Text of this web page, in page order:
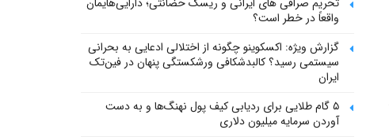
واقعاً در خطر است؟
گزارش ویژه: اکسکوینو چگونه از اختلالی ادعایی به بحرانی
سیستمی رسید؟ کالبدشکافی ورشکستگی پنهان در فین‌تک
ایران
۵ گام طلایی برای ردیابی کیف پول‌ نهنگ‌ها و به دست
آوردن سرمایه میلیون دلاری